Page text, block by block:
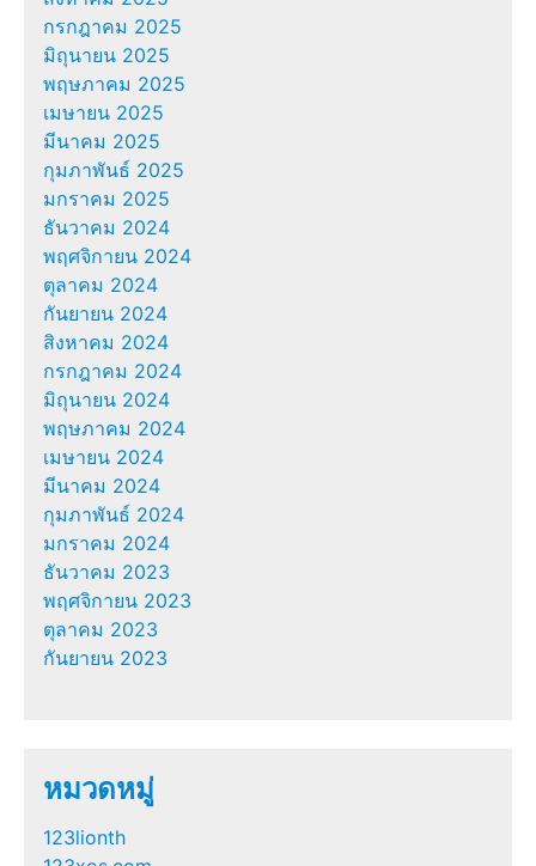
กรกฎาคม 2025
มิถุนายน 2025
พฤษภาคม 2025
เมษายน 2025
มีนาคม 2025
กุมภาพันธ์ 2025
มกราคม 2025
ธันวาคม 2024
พฤศจิกายน 2024
ตุลาคม 2024
กันยายน 2024
สิงหาคม 2024
กรกฎาคม 2024
มิถุนายน 2024
พฤษภาคม 2024
เมษายน 2024
มีนาคม 2024
กุมภาพันธ์ 2024
มกราคม 2024
ธันวาคม 2023
พฤศจิกายน 2023
ตุลาคม 2023
กันยายน 2023
หมวดหมู่
123lionth